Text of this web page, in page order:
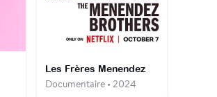
Les Frères Menendez
Documentaire • 2024